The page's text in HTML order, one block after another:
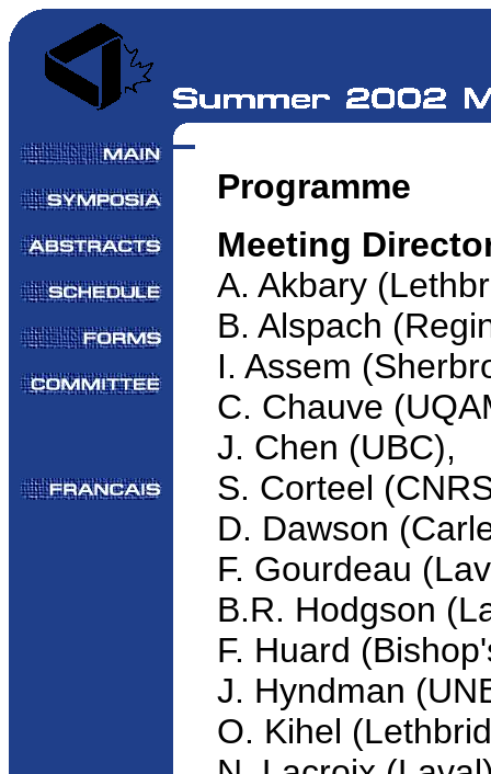
Programme
Meeting
A. Akbary
B. Alspach
I. Assem
C. Chauve
J. Chen (UBC),
S. Corteel
D. Dawson
F. Gourdeau
B.R. Hodgson
F. Huard
J. Hyndman
O. Kihel